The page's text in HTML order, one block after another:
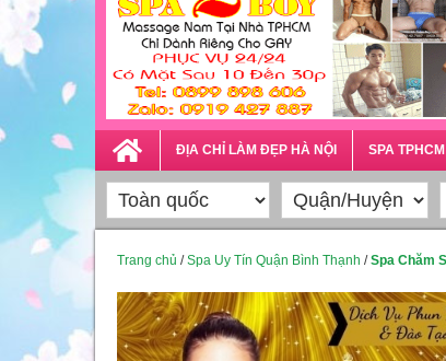
ĐỊA CHỈ LÀM ĐẸP HÀ NỘI SPA TPHCM
Trang chủ /Spa Uy Tín Quận Bình Thạnh /Spa Chăm